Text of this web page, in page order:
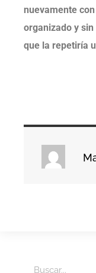
nuevamente
organizado y
que la repetiría